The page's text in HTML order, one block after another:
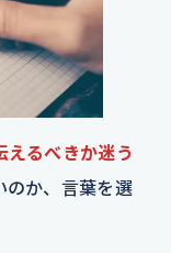
えるべきか迷う
のか、言葉を選